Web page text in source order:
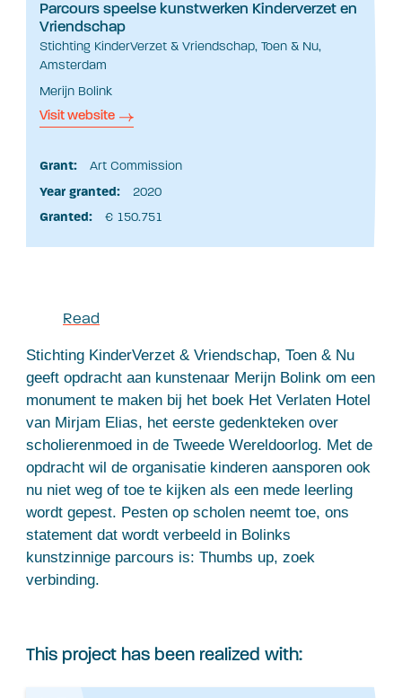
Parcours speelse kunstwerken Kinderverzet en
Vriendschap
Stichting KinderVerzet & Vriendschap, Toen & Nu,
Amsterdam
Merijn Bolink
Visit website
Grant:
Art Commission
Year granted:
2020
Granted:
€ 150.751
Read
Stichting KinderVerzet & Vriendschap, Toen & Nu
geeft opdracht aan kunstenaar Merijn Bolink om een
monument te maken bij het boek Het Verlaten Hotel
van Mirjam Elias, het eerste gedenkteken over
scholierenmoed in de Tweede Wereldoorlog. Met de
opdracht wil de organisatie kinderen aansporen ook
nu niet weg of toe te kijken als een mede leerling
wordt gepest. Pesten op scholen neemt toe, ons
statement dat wordt verbeeld in Bolinks
kunstzinnige parcours is: Thumbs up, zoek
verbinding.
This project has been realized with: